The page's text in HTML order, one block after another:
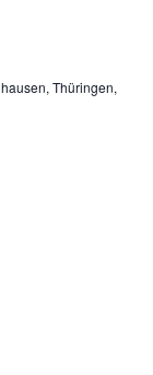
Thüringen,